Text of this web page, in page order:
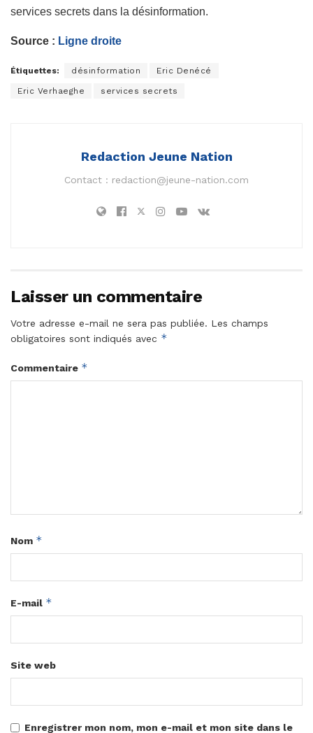
services secrets dans la désinformation.
Source : Ligne droite
Étiquettes: désinformation Eric Denécé
Eric Verhaeghe services secrets
Redaction Jeune Nation
Contact : redaction@jeune-nation.com
Laisser un commentaire
Votre adresse e-mail ne sera pas publiée. Les champs
obligatoires sont indiqués avec *
Commentaire *
Nom *
E-mail *
Site web
Enregistrer mon nom, mon e-mail et mon site dans le